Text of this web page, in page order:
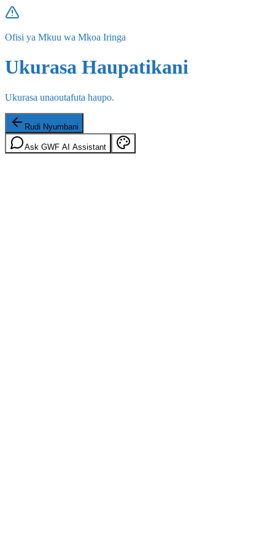
Ofisi ya Mkuu wa Mkoa Iringa
Ukurasa Haupatikani
Ukurasa unaoutafuta haupo.
Rudi Nyumbani
Ask GWF AI Assistant